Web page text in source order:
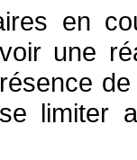
en
une
limiter